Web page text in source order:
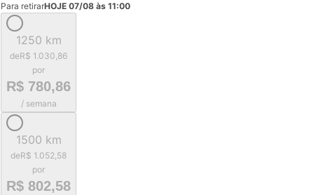
Para retirarHOJE 07/08 às 11:00
1250 km
deR$ 1.030,86
por
R$ 780,86
/ semana
1500 km
deR$ 1.052,58
por
R$ 802,58